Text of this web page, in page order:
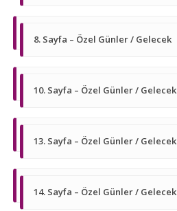
8. Sayfa – Özel Günler / Gelecek
10. Sayfa – Özel Günler / Gelecek
13. Sayfa – Özel Günler / Gelecek
14. Sayfa – Özel Günler / Gelecek